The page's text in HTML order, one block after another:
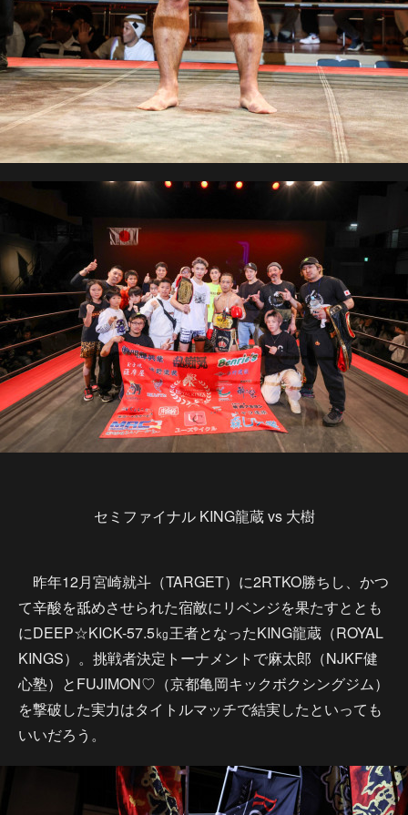
セミファイナル KING龍蔵 vs 大樹
昨年12月宮崎就斗（TARGET）に2RTKO勝ちし、かつ
て辛酸を舐めさせられた宿敵にリベンジを果たすととも
にDEEP☆KICK-57.5㎏王者となったKING龍蔵（ROYAL
KINGS）。挑戦者決定トーナメントで麻太郎（NJKF健
心塾）とFUJIMON♡（京都亀岡キックボクシングジム）
を撃破した実力はタイトルマッチで結実したといっても
いいだろう。